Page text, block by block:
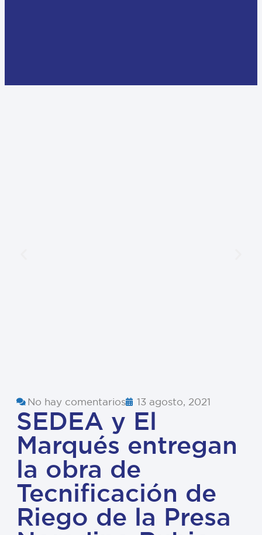
No hay comentarios 13 agosto, 2021
SEDEA y El
Marqués entregan
la obra de
Tecnificación de
Riego de la Presa